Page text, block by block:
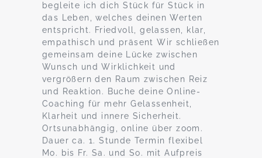
begleite ich dich Stück für Stück in
das Leben, welches deinen Werten
entspricht. Friedvoll, gelassen, klar,
empathisch und präsent Wir schließen
gemeinsam deine Lücke zwischen
Wunsch und Wirklichkeit und
vergrößern den Raum zwischen Reiz
und Reaktion. Buche deine Online-
Coaching für mehr Gelassenheit,
Klarheit und innere Sicherheit.
Ortsunabhängig, online über zoom.
Dauer ca. 1. Stunde Termin flexibel
Mo. bis Fr. Sa. und So. mit Aufpreis